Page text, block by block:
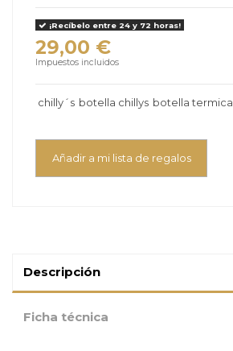
¡Recíbelo entre 24 y 72 horas!
29,00 €
Impuestos incluidos
chilly´s botella chillys botella termica
Añadir a mi lista de regalos
Descripción
Ficha técnica